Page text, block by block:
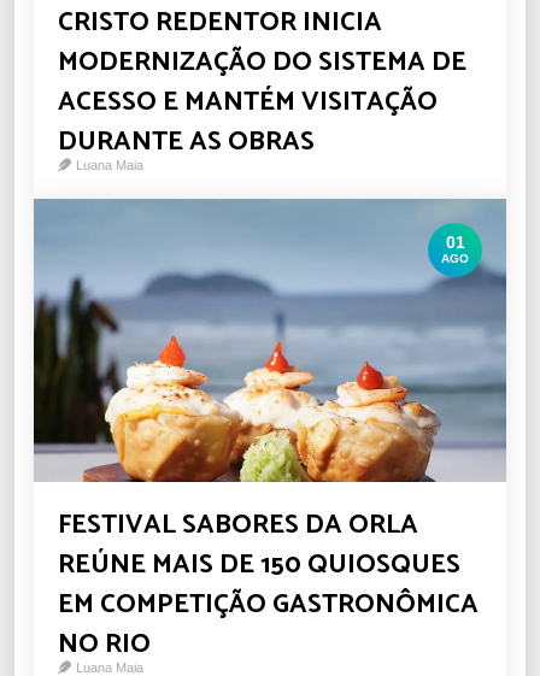
CRISTO REDENTOR INICIA
MODERNIZAÇÃO DO SISTEMA DE
ACESSO E MANTÉM VISITAÇÃO
DURANTE AS OBRAS
Luana Maia
01
AGO
FESTIVAL SABORES DA ORLA
REÚNE MAIS DE 150 QUIOSQUES
EM COMPETIÇÃO GASTRONÔMICA
NO RIO
Luana Maia